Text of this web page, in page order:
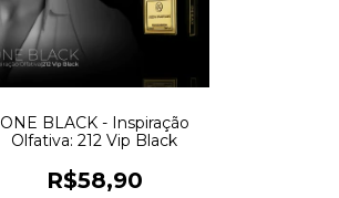
ONE BLACK - Inspiração
Olfativa: 212 Vip Black
R$58,90